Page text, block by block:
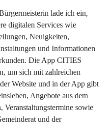
lade ich ein,
digitalen Services wie
Neuigkeiten,
und Informationen
Die App CITIES
um sich mit zahlreichen
Website und in der App gibt
Angebote aus dem
Veranstaltungstermine sowie
und der